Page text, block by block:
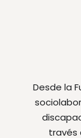
Desde la
través